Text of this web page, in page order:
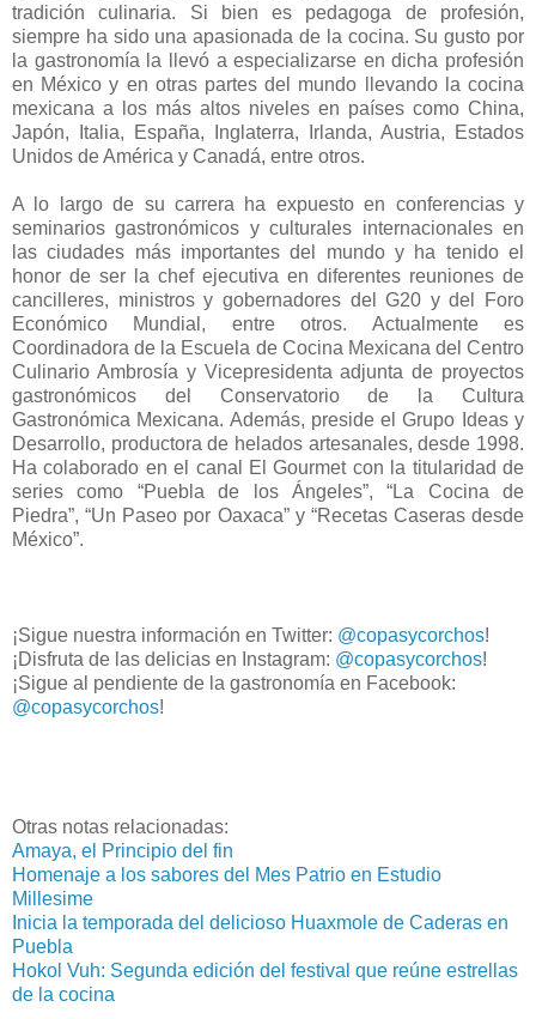
tradición culinaria. Si bien es pedagoga de profesión,
siempre ha sido una apasionada de la cocina. Su gusto por
la gastronomía la llevó a especializarse en dicha profesión
en México y en otras partes del mundo llevando la cocina
mexicana a los más altos niveles en países como China,
Japón, Italia, España, Inglaterra, Irlanda, Austria, Estados
Unidos de América y Canadá, entre otros.
A lo largo de su carrera ha expuesto en conferencias y
seminarios gastronómicos y culturales internacionales en
las ciudades más importantes del mundo y ha tenido el
honor de ser la chef ejecutiva en diferentes reuniones de
cancilleres, ministros y gobernadores del G20 y del Foro
Económico Mundial, entre otros. Actualmente es
Coordinadora de la Escuela de Cocina Mexicana del Centro
Culinario Ambrosía y Vicepresidenta adjunta de proyectos
gastronómicos del Conservatorio de la Cultura
Gastronómica Mexicana. Además, preside el Grupo Ideas y
Desarrollo, productora de helados artesanales, desde 1998.
Ha colaborado en el canal El Gourmet con la titularidad de
series como “Puebla de los Ángeles”, “La Cocina de
Piedra”, “Un Paseo por Oaxaca” y “Recetas Caseras desde
México”.
¡Sigue nuestra información en Twitter: @copasycorchos!
¡Disfruta de las delicias en Instagram: @copasycorchos!
¡Sigue al pendiente de la gastronomía en Facebook:
@copasycorchos!
Otras notas relacionadas:
Amaya, el Principio del fin
Homenaje a los sabores del Mes Patrio en Estudio
Millesime
Inicia la temporada del delicioso Huaxmole de Caderas en
Puebla
Hokol Vuh: Segunda edición del festival que reúne estrellas
de la cocina